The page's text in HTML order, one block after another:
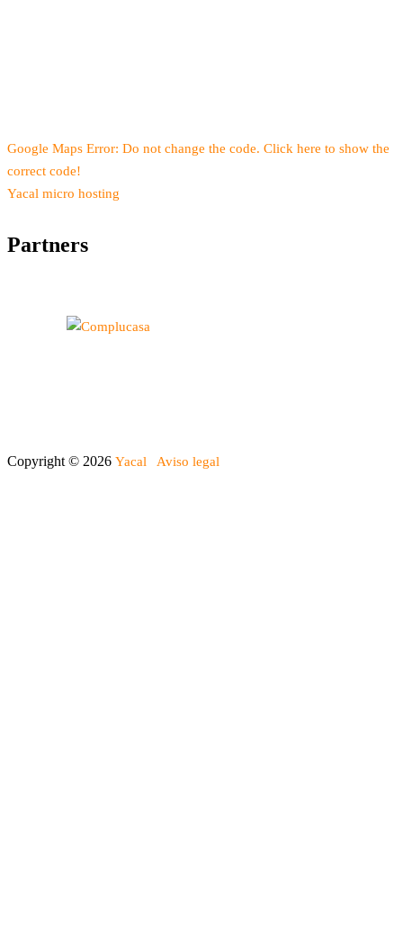
Google Maps Error: Do not change the code. Click here to show the
correct code!
Yacal micro hosting
Partners
Copyright © 2026 Yacal Aviso legal